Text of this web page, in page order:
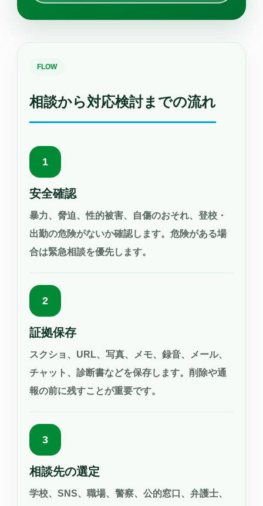
FLOW
相談から対応検討までの流れ
1
安全確認
暴力、脅迫、性的被害、自傷のおそれ、登校・
出勤の危険がないか確認します。危険がある場
合は緊急相談を優先します。
2
証拠保存
スクショ、URL、写真、メモ、録音、メール、
チャット、診断書などを保存します。削除や通
報の前に残すことが重要です。
3
相談先の選定
学校、SNS、職場、警察、公的窓口、弁護士、